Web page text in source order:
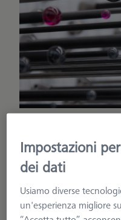
Avete particolari
non riuscite a
nella nostra
il vostro tastatore
Impostazioni
dei dati
Usiamo diverse
un'esperienza migliore